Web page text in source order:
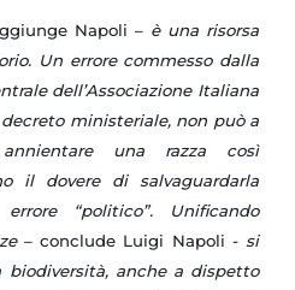
Napoli – è una risorsa
Un errore commesso dalla
dell’Associazione Italiana
ministeriale, non può a
una razza così
il dovere di salvaguardarla
“politico”. Unificando
– conclude Luigi Napoli -si
biodiversità, anche a dispetto